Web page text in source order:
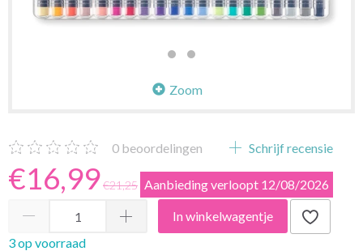
Zoom
0 beoordelingen Schrijf recensie
€16,99€21,25 Aanbieding verloopt 12/08/2026
In winkelwagentje
3 op voorraad